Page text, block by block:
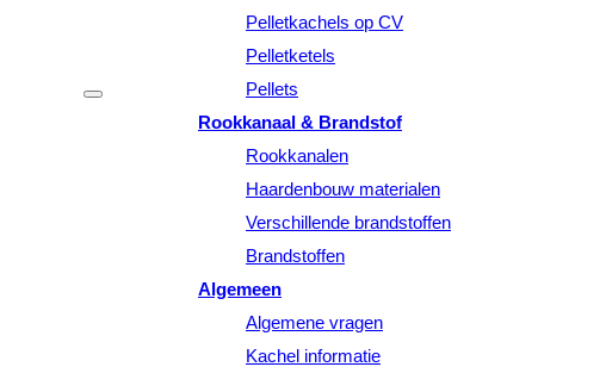
Pelletkachels op CV
Pelletketels
Pellets
Rookkanaal & Brandstof
Rookkanalen
Haardenbouw materialen
Verschillende brandstoffen
Brandstoffen
Algemeen
Algemene vragen
Kachel informatie